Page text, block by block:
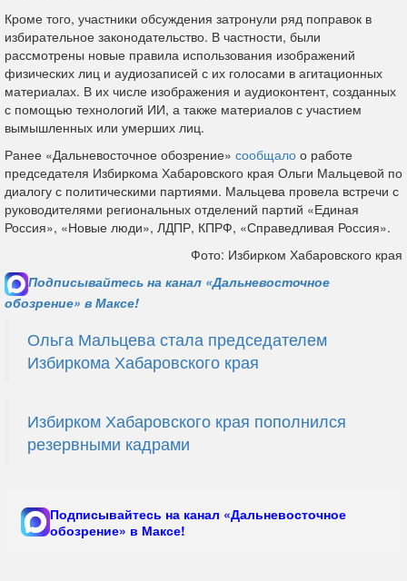
Кроме того, участники обсуждения затронули ряд поправок в
избирательное законодательство. В частности, были
рассмотрены новые правила использования изображений
физических лиц и аудиозаписей с их голосами в агитационных
материалах. В их числе изображения и аудиоконтент, созданных
с помощью технологий ИИ, а также материалов с участием
вымышленных или умерших лиц.
Ранее «Дальневосточное обозрение» сообщало о работе
председателя Избиркома Хабаровского края Ольги Мальцевой по
диалогу с политическими партиями. Мальцева провела встречи с
руководителями региональных отделений партий «Единая
Россия», «Новые люди», ЛДПР, КПРФ, «Справедливая Россия».
Фото: Избирком Хабаровского края
Подписывайтесь на канал «Дальневосточное
обозрение» в Максе!
Ольга Мальцева стала председателем
Избиркома Хабаровского края
Избирком Хабаровского края пополнился
резервными кадрами
Подписывайтесь на канал «Дальневосточное
обозрение» в Максе!